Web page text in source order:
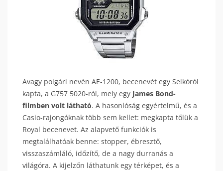
Avagy polgári nevén AE-1200, becenevét egy Seikóról
kapta, a G757 5020-ról, mely egy James Bond-
filmben volt látható. A hasonlóság egyértelmű, és a
Casio-rajongóknak több sem kellet: megkapta tőlük a
Royal becenevet. Az alapvető funkciók is
megtalálhatóak benne: stopper, ébresztő,
visszaszámláló, időzítő, de a nagy durranás a
világóra. A kijelzőn láthatunk egy térképet, és a